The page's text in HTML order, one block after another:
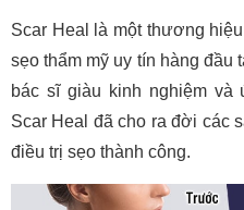
Scar Heal là một thương
sẹo thẩm mỹ uy tín hàng đầu
bác sĩ giàu kinh nghiệm và
Scar Heal đã cho ra đời các
điều trị sẹo thành công.